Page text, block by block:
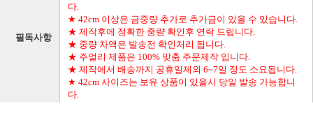
필독사항
다.
★ 42cm 이상은 금중량 추가로 추가금이 있을 수 있습니다.
★ 제작후에 정확한 중량 확인후 연락 드립니다.
★ 중량 차액은 발송전 확인처리 됩니다.
★ 주얼리 제품은 100% 맞춤 주문제작 입니다.
★ 제작에서 배송까지 공휴일제외 6~7일 정도 소요됩니다.
★ 42cm 사이즈는 보유 상품이 있을시 당일 발송 가능합니
다.